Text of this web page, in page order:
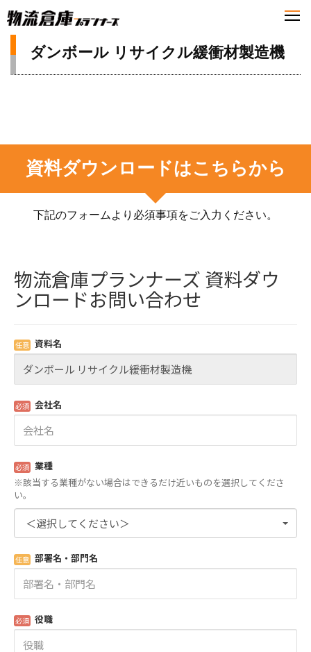
ダンボール リサイクル緩衝材製造機
資料ダウンロードはこちらから
下記のフォームより必須事項をご入力ください。